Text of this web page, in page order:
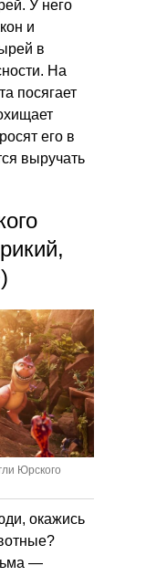
У него
и
в
На
посягает
его в
выручать
Юрского
окажись
—